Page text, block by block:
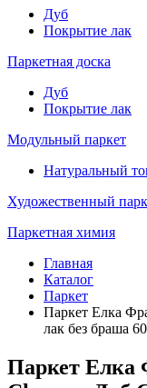
Дуб
Покрытие лак
Паркетная доска
Дуб
Покрытие лак
Модульный паркет
Натуральный
Художественный
Паркетная химия
Главная
Каталог
Паркет
Паркет Елка
лак без браша
Паркет Елка